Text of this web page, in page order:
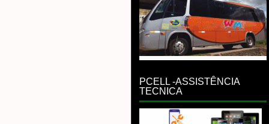
PCELL -ASSISTÊNCIA
TECNICA